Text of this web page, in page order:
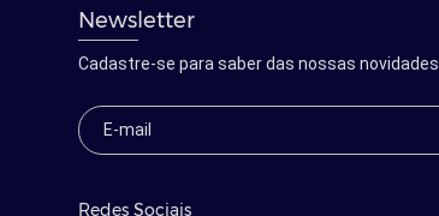
Newsletter
Cadastre-se para saber das nossas novidades
Redes Sociais